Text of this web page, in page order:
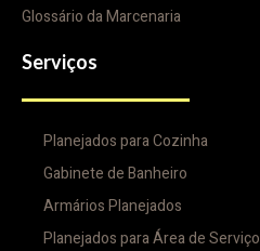
Glossário da Marcenaria
Serviços
Planejados para Cozinha
Gabinete de Banheiro
Armários Planejados
Planejados para Área de Serviço